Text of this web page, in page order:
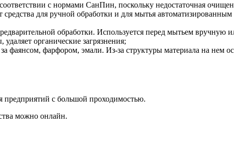
с нормами СанПин, поскольку недостаточная
для ручной обработки и для мытья автоматизированным
обработки. Используется перед мытьем вручную
органические загрязнения;
фаянсом, фарфором, эмали. Из-за структуры материала на нем
предприятий с большой проходимостью.
можно онлайн.